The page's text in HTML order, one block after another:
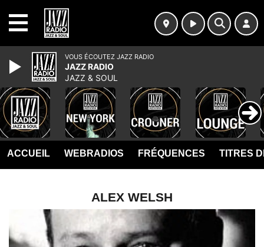
ACCUEIL WEBRADIOS FRÉQUENCES TITRES
ALEX WELSH
VOUS ÉCOUTEZ JAZZ RADIO
JAZZ RADIO
JAZZ & SOUL